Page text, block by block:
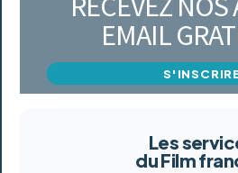
EMAIL
Les
du Film